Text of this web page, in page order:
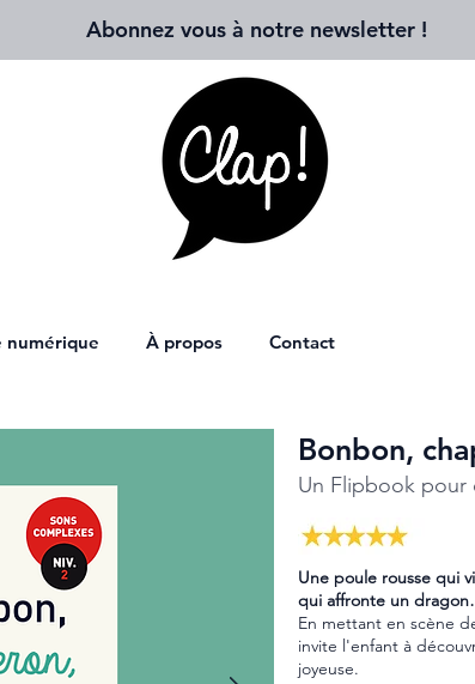
Abonnez vous à notre newsletter!
numérique À propos Contact
Bonbon,
Un Flipbook pour
Une poule rousse qui
qui affronte un
En mettant en scène
invite l'enfant à
joyeuse.